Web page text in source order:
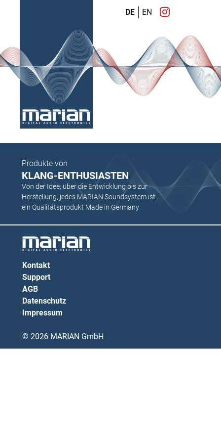
DE EN
Produkte von
KLANG-ENTHUSIASTEN
Von der Idee, über die Entwicklung bis zur
Herstellung, jedes MARIAN Soundsystem ist
ein Qualitätsprodukt Made in Germany
Kontakt
Support
AGB
Datenschutz
Impressum
© 2026 MARIAN GmbH